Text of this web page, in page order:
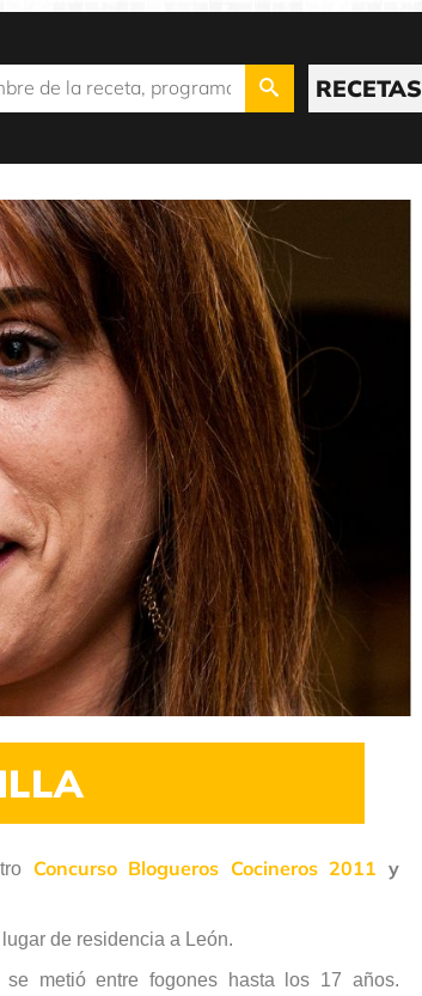
RECETAS
Concurso Blogueros Cocineros 2011 y
de residencia a León.
metió entre fogones hasta los 17 años.